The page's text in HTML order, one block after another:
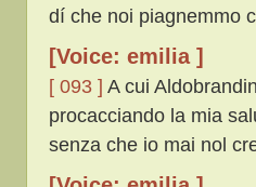
dí che noi piagnemmo
[Voice: emilia ]
[ 093 ] A cui
procacciando la mia
senza che io mai nol